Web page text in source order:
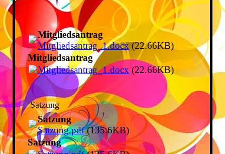
Mitgliedsantrag
Mitgliedsantrag_1.docx(22.66KB)
Mitgliedsantrag
Mitgliedsantrag_1.docx (22.66KB)
Satzung
Satzung
Satzung.pdf(135.6KB)
Satzung